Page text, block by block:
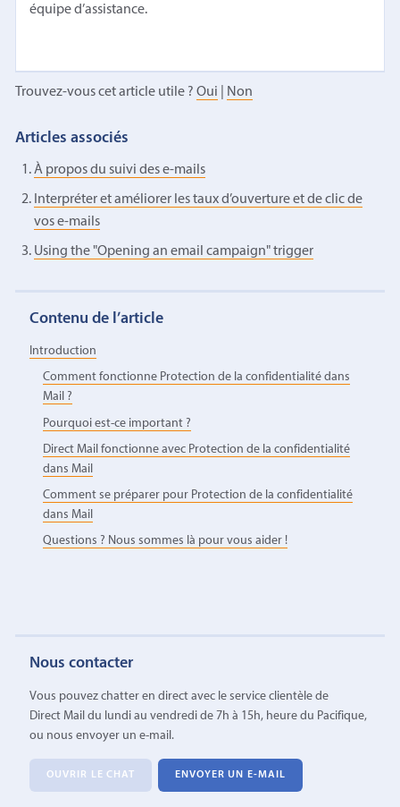
équipe d’assistance.
Trouvez-vous cet article utile ? Oui Non
Articles associés
À propos du suivi des e-mails
Interpréter et améliorer les taux d’ouverture et de clic de
vos e-mails
Using the "Opening an email campaign" trigger
Contenu de l’article
Introduction
Comment fonctionne Protection de la confidentialité dans
Mail ?
Pourquoi est-ce important ?
Direct Mail fonctionne avec Protection de la confidentialité
dans Mail
Comment se préparer pour Protection de la confidentialité
dans Mail
Questions ? Nous sommes là pour vous aider !
Nous contacter
Vous pouvez chatter en direct avec le service clientèle de
Direct Mail du lundi au vendredi de 7h à 15h, heure du Pacifique,
ou nous envoyer un e-mail.
OUVRIR LE CHAT ENVOYER UN E-MAIL